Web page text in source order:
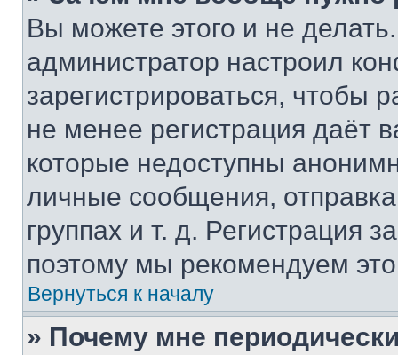
Вы можете этого и не
администратор настроил
зарегистрироваться, чтобы
не менее регистрация даёт
которые недоступны
личные сообщения,
группах и т. д. Регистрация
поэтому мы рекомендуем
Вернуться к началу
» Почему мне